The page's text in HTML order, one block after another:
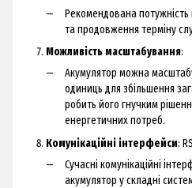
Рекомендована
та продовження терміну
Можливість масштабування:
Акумулятор можна
одиниць для збільшення
робить його гнучким
енергетичних потреб.
Комунікаційні інтерфейси:
Сучасні комунікаційні
акумулятор у складні